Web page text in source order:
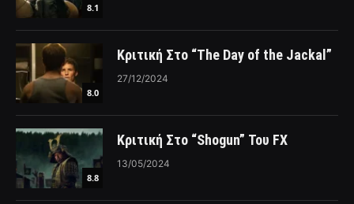
8.1
8.0
Κριτική Στο “The Day of the Jackal”
27/12/2024
8.8
Κριτική Στο “Shogun” Του FX
13/05/2024